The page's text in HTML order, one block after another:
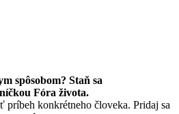
spôsobom? Staň sa
Fóra života.
príbeh konkrétneho človeka. Pridaj sa